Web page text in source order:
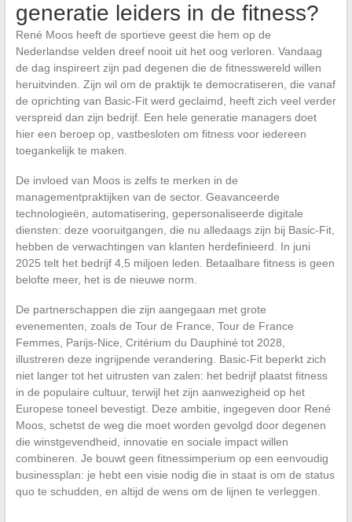
generatie leiders in de fitness?
René Moos heeft de sportieve geest die hem op de
Nederlandse velden dreef nooit uit het oog verloren. Vandaag
de dag inspireert zijn pad degenen die de fitnesswereld willen
heruitvinden. Zijn wil om de praktijk te democratiseren, die vanaf
de oprichting van Basic-Fit werd geclaimd, heeft zich veel verder
verspreid dan zijn bedrijf. Een hele generatie managers doet
hier een beroep op, vastbesloten om fitness voor iedereen
toegankelijk te maken.
De invloed van Moos is zelfs te merken in de
managementpraktijken van de sector. Geavanceerde
technologieën, automatisering, gepersonaliseerde digitale
diensten: deze vooruitgangen, die nu alledaags zijn bij Basic-Fit,
hebben de verwachtingen van klanten herdefinieerd. In juni
2025 telt het bedrijf 4,5 miljoen leden. Betaalbare fitness is geen
belofte meer, het is de nieuwe norm.
De partnerschappen die zijn aangegaan met grote
evenementen, zoals de Tour de France, Tour de France
Femmes, Parijs-Nice, Critérium du Dauphiné tot 2028,
illustreren deze ingrijpende verandering. Basic-Fit beperkt zich
niet langer tot het uitrusten van zalen: het bedrijf plaatst fitness
in de populaire cultuur, terwijl het zijn aanwezigheid op het
Europese toneel bevestigt. Deze ambitie, ingegeven door René
Moos, schetst de weg die moet worden gevolgd door degenen
die winstgevendheid, innovatie en sociale impact willen
combineren. Je bouwt geen fitnessimperium op een eenvoudig
businessplan: je hebt een visie nodig die in staat is om de status
quo te schudden, en altijd de wens om de lijnen te verleggen.